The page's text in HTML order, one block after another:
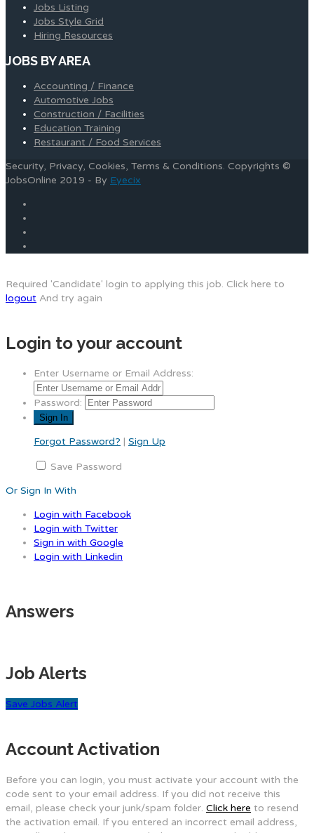
Jobs Listing
Jobs Style Grid
Hiring Resources
JOBS BY AREA
Accounting / Finance
Automotive Jobs
Construction / Facilities
Education Training
Restaurant / Food Services
Security, Privacy, Cookies, Terms & Conditions. Copyrights ©
JobsOnline 2019 - By Eyecix
Required 'Candidate' login to applying this job. Click here to
logout And try again
Login to your account
Enter Username or Email Address:
Password:
Forgot Password? | Sign Up
Save Password
Or Sign In With
Login with Facebook
Login with Twitter
Sign in with Google
Login with Linkedin
Answers
Job Alerts
Save Jobs Alert
Account Activation
Before you can login, you must activate your account with the
code sent to your email address. If you did not receive this
email, please check your junk/spam folder. Click here to resend
the activation email. If you entered an incorrect email address,